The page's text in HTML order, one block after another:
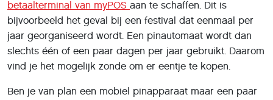
betaalterminal van myPOS aan te schaffen. Dit is
bijvoorbeeld het geval bij een festival dat eenmaal per
jaar georganiseerd wordt. Een pinautomaat wordt dan
slechts één of een paar dagen per jaar gebruikt. Daarom
vind je het mogelijk zonde om er eentje te kopen.
Ben je van plan een mobiel pinapparaat maar een paar